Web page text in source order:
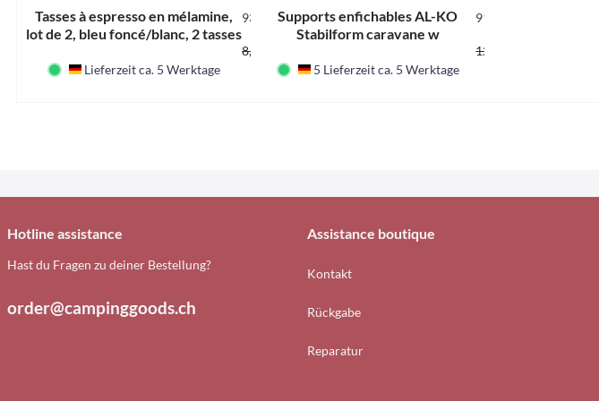
Tasses à espresso en mélamine,
lot de 2, bleu foncé/blanc, 2 tasses
930932
8,35 CHF *
Deutschland
Lieferzeit ca. 5 Werktage
Supports enfichables AL-KO
Stabilform caravane w
91330
129,00 CHF *
Deutschland
5 Lieferzeit ca. 5 Werktage
Hotline assistance
Hast du Fragen zu deiner Bestellung?
order@campinggoods.ch
Assistance boutique
Kontakt
Rückgabe
Reparatur